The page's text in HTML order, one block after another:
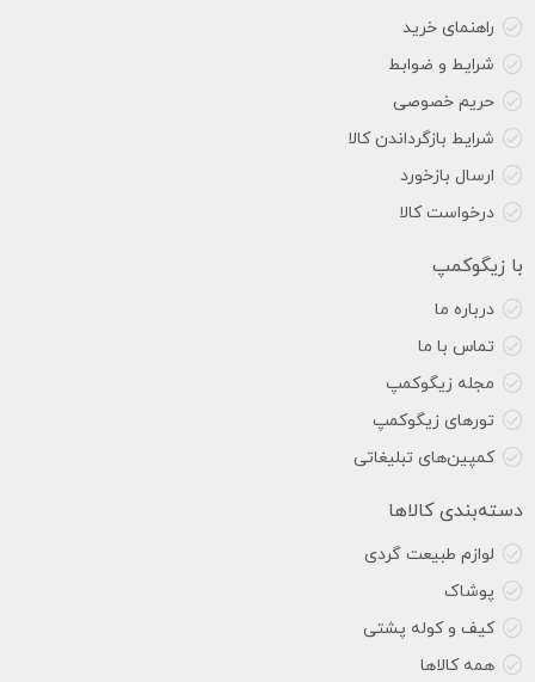
راهنمای خرید
شرایط و ضوابط
حریم خصوصی
شرایط بازگرداندن کالا
ارسال بازخورد
درخواست کالا
با زیگوکمپ
درباره ما
تماس با ما
مجله زیگوکمپ
تورهای زیگوکمپ
کمپین‌های تبلیغاتی
دسته‌بندی کالاها
لوازم طبیعت گردی
پوشاک
کیف و کوله پشتی
همه کالاها